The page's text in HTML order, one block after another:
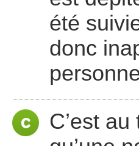
été
donc
C’est